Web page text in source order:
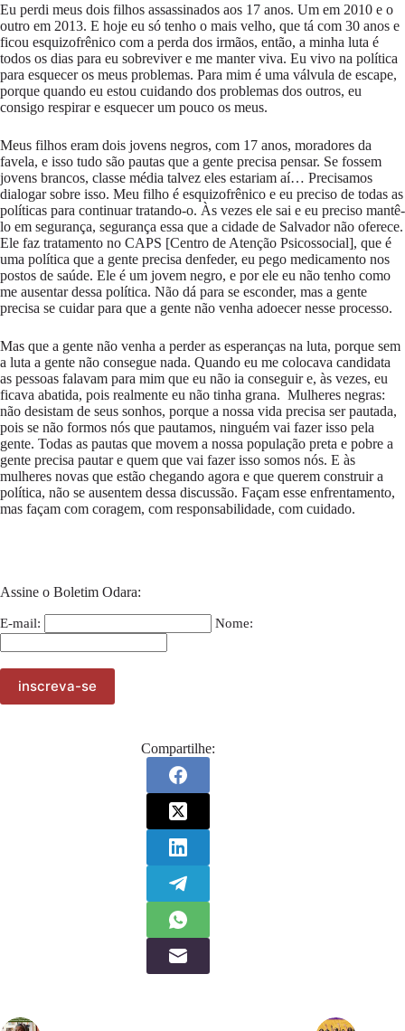
Eu perdi meus dois filhos assassinados aos 17 anos. Um em 2010 e o
outro em 2013. E hoje eu só tenho o mais velho, que tá com 30 anos e
ficou esquizofrênico com a perda dos irmãos, então, a minha luta é
todos os dias para eu sobreviver e me manter viva. Eu vivo na política
para esquecer os meus problemas. Para mim é uma válvula de escape,
porque quando eu estou cuidando dos problemas dos outros, eu
consigo respirar e esquecer um pouco os meus.
Meus filhos eram dois jovens negros, com 17 anos, moradores da
favela, e isso tudo são pautas que a gente precisa pensar. Se fossem
jovens brancos, classe média talvez eles estariam aí… Precisamos
dialogar sobre isso. Meu filho é esquizofrênico e eu preciso de todas as
políticas para continuar tratando-o. Às vezes ele sai e eu preciso mantê-
lo em segurança, segurança essa que a cidade de Salvador não oferece.
Ele faz tratamento no CAPS [Centro de Atenção Psicossocial], que é
uma política que a gente precisa denfeder, eu pego medicamento nos
postos de saúde. Ele é um jovem negro, e por ele eu não tenho como
me ausentar dessa política. Não dá para se esconder, mas a gente
precisa se cuidar para que a gente não venha adoecer nesse processo.
Mas que a gente não venha a perder as esperanças na luta, porque sem
a luta a gente não consegue nada. Quando eu me colocava candidata
as pessoas falavam para mim que eu não ia conseguir e, às vezes, eu
ficava abatida, pois realmente eu não tinha grana. Mulheres negras:
não desistam de seus sonhos, porque a nossa vida precisa ser pautada,
pois se não formos nós que pautamos, ninguém vai fazer isso pela
gente. Todas as pautas que movem a nossa população preta e pobre a
gente precisa pautar e quem que vai fazer isso somos nós. E às
mulheres novas que estão chegando agora e que querem construir a
política, não se ausentem dessa discussão. Façam esse enfrentamento,
mas façam com coragem, com responsabilidade, com cuidado.
Assine o Boletim Odara:
E-mail: Nome:
Compartilhe: